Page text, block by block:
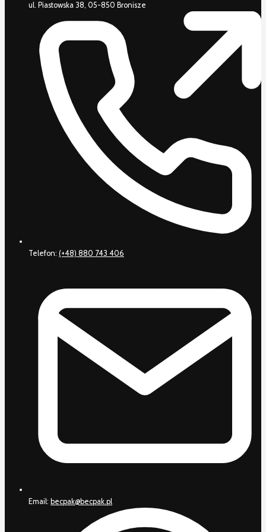
ul. Piastowska 38, 05-850 Bronisze
Telefon: (+48) 880 743 406
Email: becpak@becpak.pl